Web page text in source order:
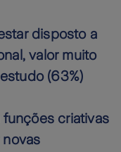
disposto a
valor muito
(63%)
criativas